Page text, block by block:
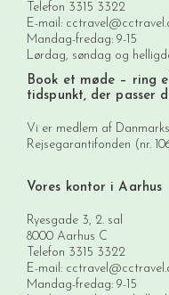
Telefon 3315 3322
E-mail:
Mandag-fredag: 9-15
Lørdag, søndag og
Book et møde – ring
tidspunkt, der passer
Vi er medlem af
Rejsegarantifonden (nr.
Vores kontor i Aarhus
Ryesgade 3, 2. sal
8000 Aarhus C
Telefon 3315 3322
E-mail:
Mandag-fredag: 9-15